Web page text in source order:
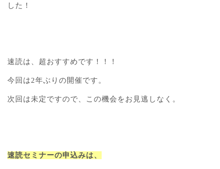
した！
速読は、超おすすめです！！！
今回は2年ぶりの開催です。
次回は未定ですので、この機会をお見逃しなく。
速読セミナーの申込みは、